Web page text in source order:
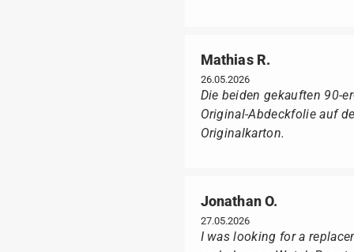
Mathias R.
26.05.2026
Die beiden gekauften 90-
Original-Abdeckfolie auf
Originalkarton.
Jonathan O.
27.05.2026
I was looking for a